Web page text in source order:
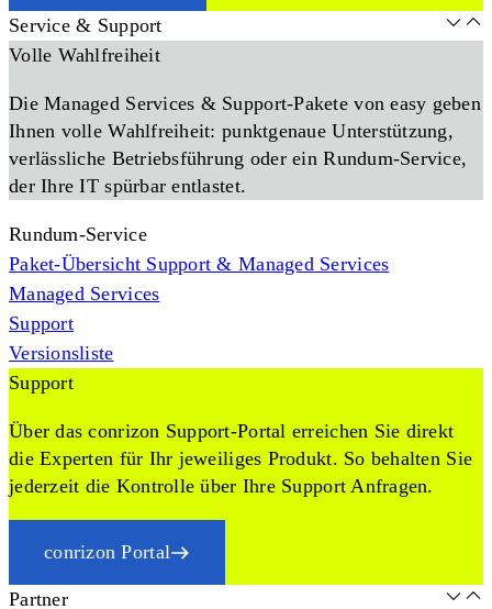
Service & Support
Volle Wahlfreiheit
Die Managed Services & Support-Pakete von easy geben
Ihnen volle Wahlfreiheit: punktgenaue Unterstützung,
verlässliche Betriebsführung oder ein Rundum-Service,
der Ihre IT spürbar entlastet.
Rundum-Service
Paket-Übersicht Support & Managed Services
Managed Services
Support
Versionsliste
Support
Über das conrizon Support-Portal erreichen Sie direkt
die Experten für Ihr jeweiliges Produkt. So behalten Sie
jederzeit die Kontrolle über Ihre Support Anfragen.
conrizon Portal
Partner